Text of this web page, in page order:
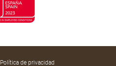
Política de privacidad